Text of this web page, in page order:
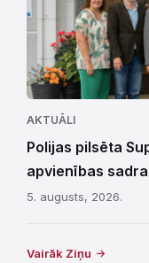
AKTUĀLI
Polijas pilsēta
apvienības
5. augusts, 2026.
Vairāk Ziņu